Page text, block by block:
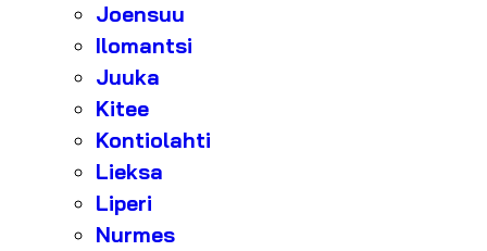
Joensuu
Ilomantsi
Juuka
Kitee
Kontiolahti
Lieksa
Liperi
Nurmes